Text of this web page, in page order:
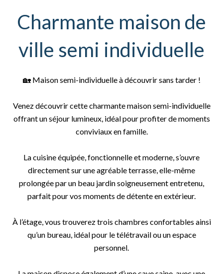
Charmante maison de
ville semi individuelle
🏡 Maison semi-individuelle à découvrir sans tarder !
Venez découvrir cette charmante maison semi-individuelle
offrant un séjour lumineux, idéal pour profiter de moments
conviviaux en famille.
La cuisine équipée, fonctionnelle et moderne, s’ouvre
directement sur une agréable terrasse, elle-même
prolongée par un beau jardin soigneusement entretenu,
parfait pour vos moments de détente en extérieur.
À l’étage, vous trouverez trois chambres confortables ainsi
qu’un bureau, idéal pour le télétravail ou un espace
personnel.